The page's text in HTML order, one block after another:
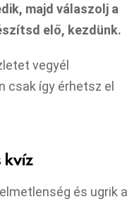
majd válaszolj a
elő, kezdünk.
vegyél
csak így érhetsz el
kvíz
és ugrik a